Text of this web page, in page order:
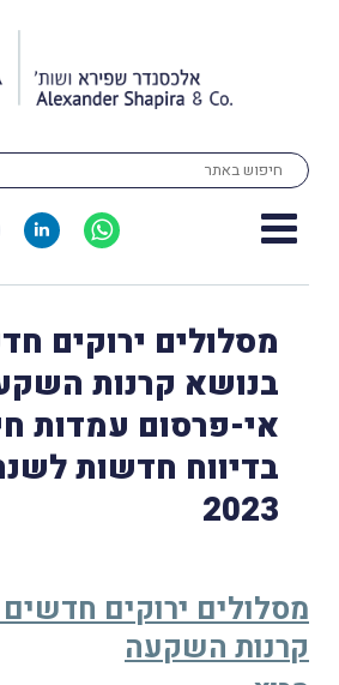
מסלולים ירוקים
בנושא קרנות
אי-פרסום עמדות
בדיווח חדשות
2023
מסלולים ירוקים
קרנות השקעה